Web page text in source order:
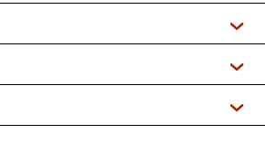
Podcasts
Kinderprogramm
+ DAB+)